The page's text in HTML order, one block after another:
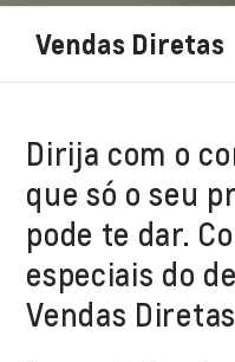
Vendas Diretas
Dirija com o
que só o seu
pode te dar.
especiais do
Vendas Diretas